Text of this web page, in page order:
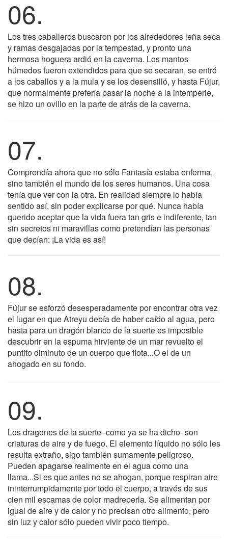
06.
Los tres caballeros buscaron por los alrededores leña seca
y ramas desgajadas por la tempestad, y pronto una
hermosa hoguera ardió en la caverna. Los mantos
húmedos fueron extendidos para que se secaran, se entró
a los caballos y a la mula y se los desensilló, y hasta Fújur,
que normalmente prefería pasar la noche a la intemperie,
se hizo un ovillo en la parte de atrás de la caverna.
07.
Comprendía ahora que no sólo Fantasía estaba enferma,
sino también el mundo de los seres humanos. Una cosa
tenía que ver con la otra. En realidad siempre lo había
sentido así, sin poder explicarse por qué. Nunca había
querido aceptar que la vida fuera tan gris e indiferente, tan
sin secretos ni maravillas como pretendían las personas
que decían: ¡La vida es así!
08.
Fújur se esforzó desesperadamente por encontrar otra vez
el lugar en que Atreyu debía de haber caído al agua, pero
hasta para un dragón blanco de la suerte es imposible
descubrir en la espuma hirviente de un mar revuelto el
puntito diminuto de un cuerpo que flota...O el de un
ahogado en su fondo.
09.
Los dragones de la suerte -como ya se ha dicho- son
criaturas de aire y de fuego. El elemento líquido no sólo les
resulta extraño, sigo también sumamente peligroso.
Pueden apagarse realmente en el agua como una
llama...Si es que antes no se ahogan, porque respiran aire
ininterrumpidamente por todo el cuerpo, a través de sus
cien mil escamas de color madreperla. Se alimentan por
igual de aire y de calor y no precisan otro alimento, pero
sin luz y calor sólo pueden vivir poco tiempo.